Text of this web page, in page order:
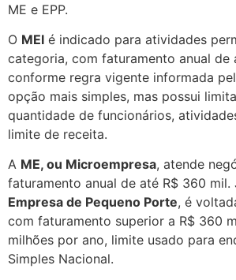
ME e EPP.
O MEI é indicado para atividades
categoria, com faturamento anual de
conforme regra vigente informada
opção mais simples, mas possui
quantidade de funcionários,
limite de receita.
A ME, ou Microempresa, atende
faturamento anual de até R$ 360 mil.
Empresa de Pequeno Porte, é
com faturamento superior a R$ 360
milhões por ano, limite usado para
Simples Nacional.